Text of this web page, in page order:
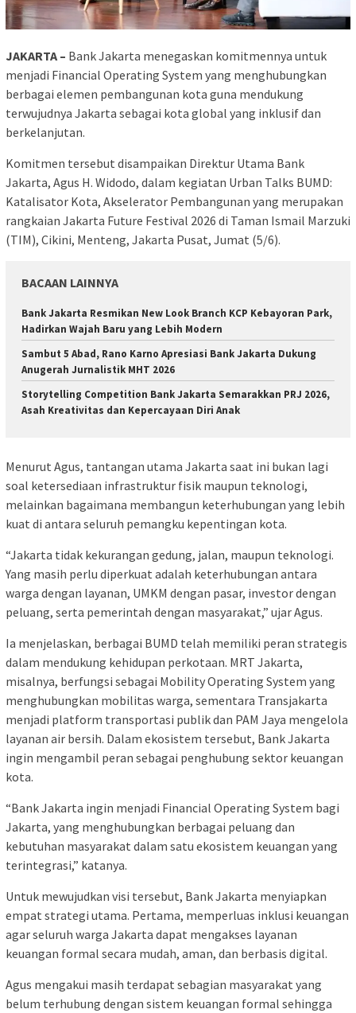
JAKARTA – Bank Jakarta menegaskan komitmennya untuk
menjadi Financial Operating System yang menghubungkan
berbagai elemen pembangunan kota guna mendukung
terwujudnya Jakarta sebagai kota global yang inklusif dan
berkelanjutan.
Komitmen tersebut disampaikan Direktur Utama Bank
Jakarta, Agus H. Widodo, dalam kegiatan Urban Talks BUMD:
Katalisator Kota, Akselerator Pembangunan yang merupakan
rangkaian Jakarta Future Festival 2026 di Taman Ismail Marzuki
(TIM), Cikini, Menteng, Jakarta Pusat, Jumat (5/6).
BACAAN LAINNYA
Bank Jakarta Resmikan New Look Branch KCP Kebayoran Park,
Hadirkan Wajah Baru yang Lebih Modern
Sambut 5 Abad, Rano Karno Apresiasi Bank Jakarta Dukung
Anugerah Jurnalistik MHT 2026
Storytelling Competition Bank Jakarta Semarakkan PRJ 2026,
Asah Kreativitas dan Kepercayaan Diri Anak
Menurut Agus, tantangan utama Jakarta saat ini bukan lagi
soal ketersediaan infrastruktur fisik maupun teknologi,
melainkan bagaimana membangun keterhubungan yang lebih
kuat di antara seluruh pemangku kepentingan kota.
“Jakarta tidak kekurangan gedung, jalan, maupun teknologi.
Yang masih perlu diperkuat adalah keterhubungan antara
warga dengan layanan, UMKM dengan pasar, investor dengan
peluang, serta pemerintah dengan masyarakat,” ujar Agus.
Ia menjelaskan, berbagai BUMD telah memiliki peran strategis
dalam mendukung kehidupan perkotaan. MRT Jakarta,
misalnya, berfungsi sebagai Mobility Operating System yang
menghubungkan mobilitas warga, sementara Transjakarta
menjadi platform transportasi publik dan PAM Jaya mengelola
layanan air bersih. Dalam ekosistem tersebut, Bank Jakarta
ingin mengambil peran sebagai penghubung sektor keuangan
kota.
“Bank Jakarta ingin menjadi Financial Operating System bagi
Jakarta, yang menghubungkan berbagai peluang dan
kebutuhan masyarakat dalam satu ekosistem keuangan yang
terintegrasi,” katanya.
Untuk mewujudkan visi tersebut, Bank Jakarta menyiapkan
empat strategi utama. Pertama, memperluas inklusi keuangan
agar seluruh warga Jakarta dapat mengakses layanan
keuangan formal secara mudah, aman, dan berbasis digital.
Agus mengakui masih terdapat sebagian masyarakat yang
belum terhubung dengan sistem keuangan formal sehingga